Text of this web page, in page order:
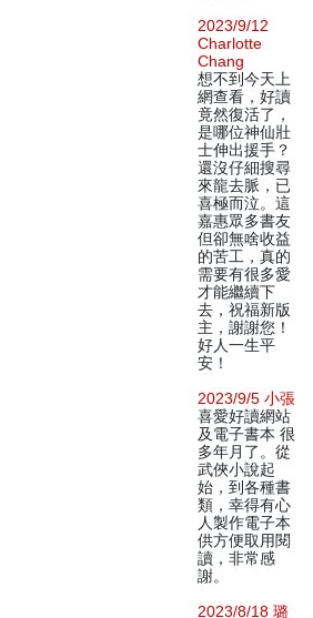
2023/9/12
Charlotte
Chang
想不到今天上
網查看，好讀
竟然復活了，
是哪位神仙壯
士伸出援手？
還沒仔細搜尋
來龍去脈，已
喜極而泣。這
嘉惠眾多書友
但卻無啥收益
的苦工，真的
需要有很多愛
才能繼續下
去，祝福新版
主，謝謝您！
好人一生平
安！
2023/9/5 小張
喜愛好讀網站
及電子書本 很
多年月了。從
武俠小說起
始，到各種書
類，幸得有心
人製作電子本
供方便取用閱
讀，非常感
謝。
2023/8/18 璐